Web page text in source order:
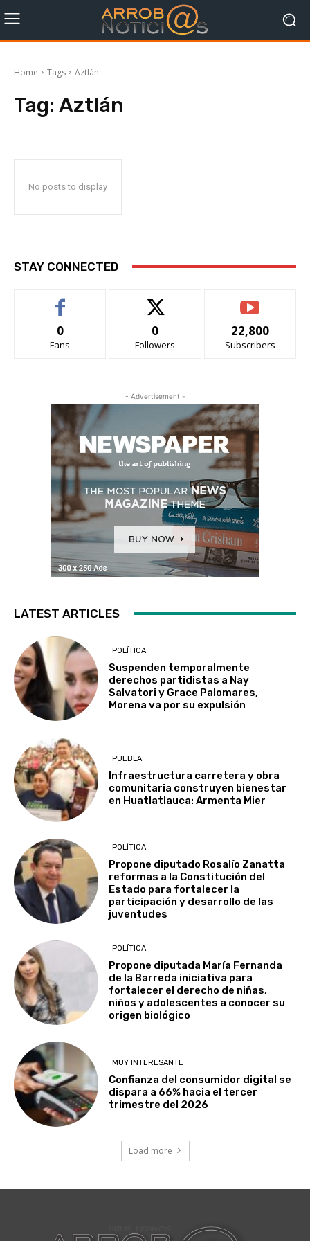
Home Tags Aztlán
Tag: Aztlán
No posts to display
STAY CONNECTED
0
Fans
0
Followers
22,800
Subscribers
- Advertisement -
LATEST ARTICLES
POLÍTICA
Suspenden temporalmente
derechos partidistas a Nay
Salvatori y Grace Palomares,
Morena va por su expulsión
PUEBLA
Infraestructura carretera y obra
comunitaria construyen bienestar
en Huatlatlauca: Armenta Mier
POLÍTICA
Propone diputado Rosalío Zanatta
reformas a la Constitución del
Estado para fortalecer la
participación y desarrollo de las
juventudes
POLÍTICA
Propone diputada María Fernanda
de la Barreda iniciativa para
fortalecer el derecho de niñas,
niños y adolescentes a conocer su
origen biológico
MUY INTERESANTE
Confianza del consumidor digital se
dispara a 66% hacia el tercer
trimestre del 2026
Load more